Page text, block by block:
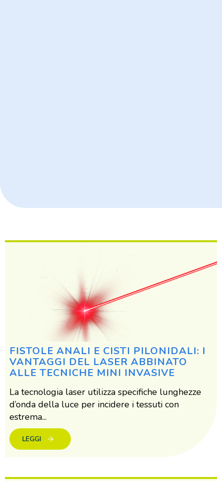
FISTOLE ANALI E CISTI PILONIDALI: I
VANTAGGI DEL LASER ABBINATO
ALLE TECNICHE MINI INVASIVE
La tecnologia laser utilizza specifiche lunghezze
d’onda della luce per incidere i tessuti con
estrema...
LEGGI